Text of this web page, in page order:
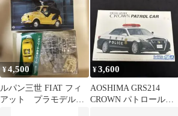
¥4,500
ルパン三世 FIAT フィ
アット プラモデル
¥3,600
AOSHIMA GRS214
CROWN パトロールカ